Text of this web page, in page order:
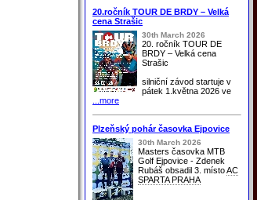
20.ročník TOUR DE BRDY – Velká
cena Strašic
30th March 2026
20. ročník TOUR DE
BRDY – Velká cena
Strašic
silniční závod startuje v
pátek 1.května 2026 ve
...more
Plzeňský pohár časovka Ejpovice
30th March 2026
Masters časovka MTB
Golf Ejpovice - Zdenek
Rubáš obsadil 3. místoAC
SPARTA PRAHA